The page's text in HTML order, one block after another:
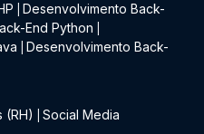
Desenvolvimento Back-
End Python
Desenvolvimento Back-
(RH)
Social Media